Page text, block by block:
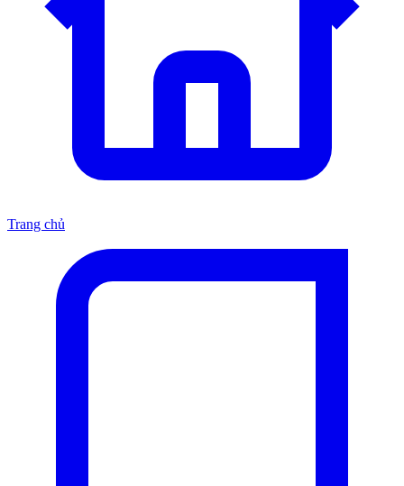
Trang chủ